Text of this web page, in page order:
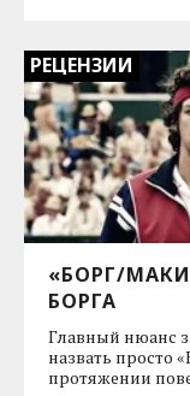
РЕЦЕНЗИИ
«БОРГ/
БОРГА
Главный нюанс
назвать просто
протяжении